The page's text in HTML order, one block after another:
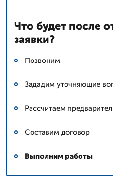
Что будет после
заявки?
Позвоним
Зададим уточняющие
Рассчитаем
Составим договор
Выполним работы